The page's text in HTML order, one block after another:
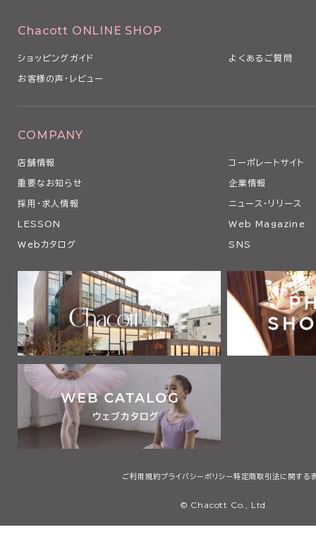
Chacott ONLINE SHOP
ショッピングガイド よくあるご質問
お客様の声・レビュー
COMPANY
店舗情報 コーポレートサイト
重要なお知らせ 企業情報
採用・求人情報 ニュース・リリース
LESSON Web Magazine
Webカタログ SNS
ご利用規約プライバシーポリシー 特定商取引法に関する
© Chacott Co., Ltd.